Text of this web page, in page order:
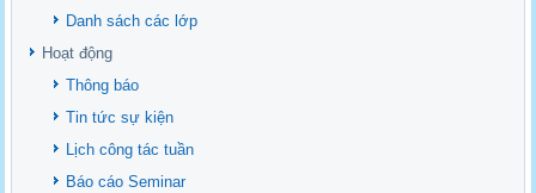
Danh sách các lớp
Hoạt động
Thông báo
Tin tức sự kiện
Lịch công tác tuần
Báo cáo Seminar